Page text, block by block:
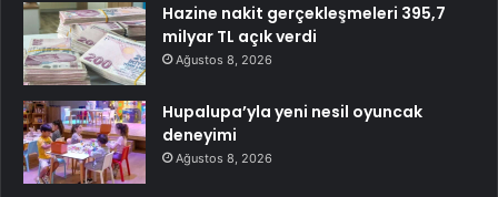
Hazine nakit gerçekleşmeleri 395,7
milyar TL açık verdi
Ağustos 8, 2026
Hupalupa’yla yeni nesil oyuncak
deneyimi
Ağustos 8, 2026